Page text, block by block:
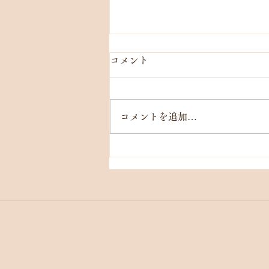
【8/7(金)】［新大阪］月岡つ
20:00〜
コメント
コメントを追加…